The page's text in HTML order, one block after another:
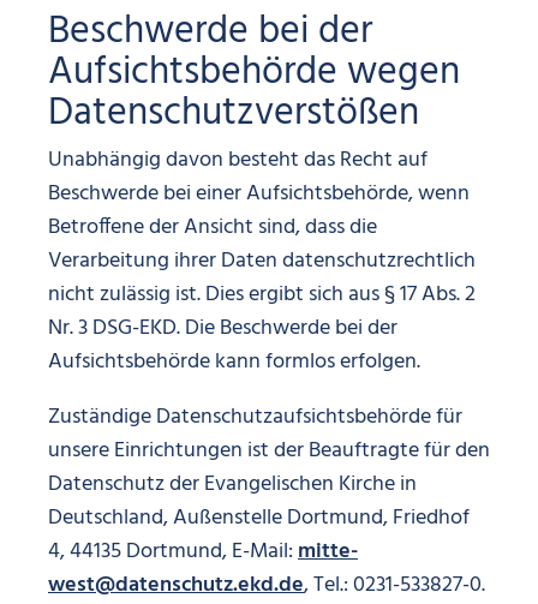
Beschwerde bei der
Aufsichtsbehörde wegen
Datenschutzverstößen
Unabhängig davon besteht das Recht auf
Beschwerde bei einer Aufsichtsbehörde, wenn
Betroffene der Ansicht sind, dass die
Verarbeitung ihrer Daten datenschutzrechtlich
nicht zulässig ist. Dies ergibt sich aus § 17 Abs. 2
Nr. 3 DSG-EKD. Die Beschwerde bei der
Aufsichtsbehörde kann formlos erfolgen.
Zuständige Datenschutzaufsichtsbehörde für
unsere Einrichtungen ist der Beauftragte für den
Datenschutz der Evangelischen Kirche in
Deutschland, Außenstelle Dortmund, Friedhof
4, 44135 Dortmund, E-Mail:mitte-
west@datenschutz.ekd.de, Tel.: 0231-533827-0.